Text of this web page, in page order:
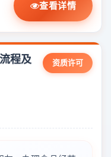
查看详情
程及
资质许可